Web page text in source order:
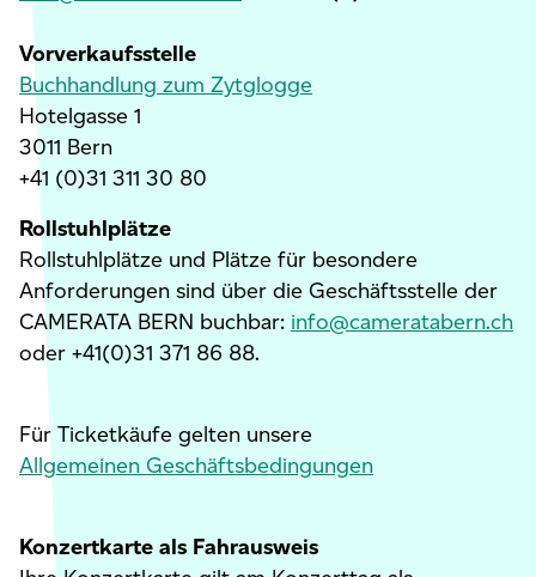
Vorverkaufsstelle
Buchhandlung zum Zytglogge
Hotelgasse 1
3011 Bern
+41 (0)31 311 30 80
Rollstuhlplätze
Rollstuhlplätze und Plätze für besondere
Anforderungen sind über die Geschäftsstelle der
CAMERATA BERN buchbar: info@cameratabern.ch
oder +41(0)31 371 86 88.
Für Ticketkäufe gelten unsere
Allgemeinen Geschäftsbedingungen
Konzertkarte als Fahrausweis